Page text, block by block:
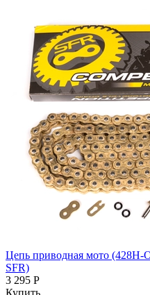
Цепь приводная мото (428H-
SFR)
3 295 Р
Купить